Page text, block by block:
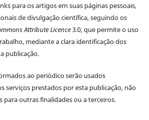
para os artigos em suas páginas pessoais,
de divulgação científica, seguindo os
Attribute Licence3.0, que permite o uso
mediante a clara identificação dos
publicação.
ao periódico serão usados
serviços prestados por esta publicação, não
para outras finalidades ou a terceiros.